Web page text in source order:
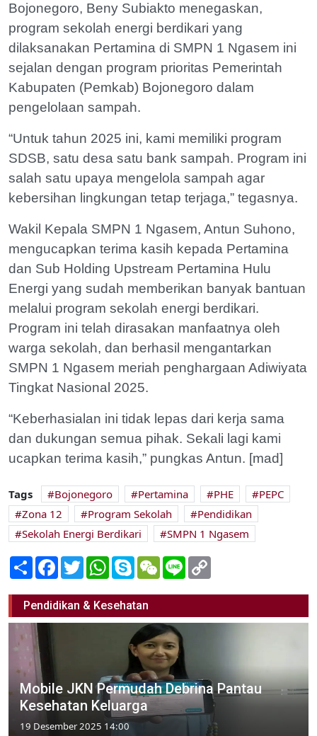
Bojonegoro, Beny Subiakto menegaskan,
program sekolah energi berdikari yang
dilaksanakan Pertamina di SMPN 1 Ngasem ini
sejalan dengan program prioritas Pemerintah
Kabupaten (Pemkab) Bojonegoro dalam
pengelolaan sampah.
“Untuk tahun 2025 ini, kami memiliki program
SDSB, satu desa satu bank sampah. Program ini
salah satu upaya mengelola sampah agar
kebersihan lingkungan tetap terjaga,” tegasnya.
Wakil Kepala SMPN 1 Ngasem, Antun Suhono,
mengucapkan terima kasih kepada Pertamina
dan Sub Holding Upstream Pertamina Hulu
Energi yang sudah memberikan banyak bantuan
melalui program sekolah energi berdikari.
Program ini telah dirasakan manfaatnya oleh
warga sekolah, dan berhasil mengantarkan
SMPN 1 Ngasem meriah penghargaan Adiwiyata
Tingkat Nasional 2025.
“Keberhasialan ini tidak lepas dari kerja sama
dan dukungan semua pihak. Sekali lagi kami
ucapkan terima kasih,” pungkas Antun. [mad]
Tags Bojonegoro Pertamina PHE
PEPC
Zona 12
Program Sekolah
Pendidikan
Sekolah Energi Berdikari
SMPN 1 Ngasem
Share Facebook
TwitterWhatsApp
SkypeWeChatLine
Pendidikan & Kesehatan
Mobile JKN Permudah Debrina Pantau
Kesehatan Keluarga
19 Desember 2025 14:00